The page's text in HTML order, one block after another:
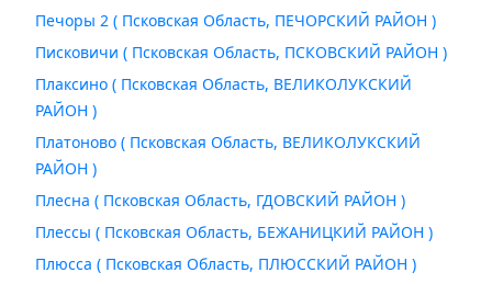
Печоры 2 ( Псковская Область, ПЕЧОРСКИЙ РАЙОН )
Писковичи ( Псковская Область, ПСКОВСКИЙ РАЙОН )
Плаксино ( Псковская Область, ВЕЛИКОЛУКСКИЙ
РАЙОН )
Платоново ( Псковская Область, ВЕЛИКОЛУКСКИЙ
РАЙОН )
Плесна ( Псковская Область, ГДОВСКИЙ РАЙОН )
Плессы ( Псковская Область, БЕЖАНИЦКИЙ РАЙОН )
Плюсса ( Псковская Область, ПЛЮССКИЙ РАЙОН )